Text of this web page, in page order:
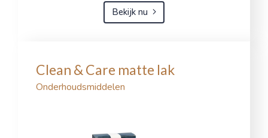
Bekijk nu
Clean & Care matte lak
Onderhoudsmiddelen